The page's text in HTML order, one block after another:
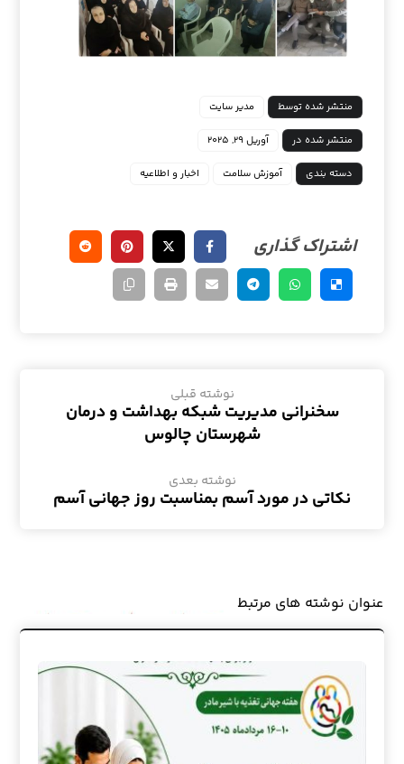
منتشر شده توسط مدیر سایت
منتشر شده در آوریل ۲۹, ۲۰۲۵
دسته بندی آموزش سلامت اخبار و اطلاعیه
نوشته قبلی
سخنرانی مدیریت شبکه بهداشت و درمان
شهرستان چالوس
نوشته بعدی
نکاتی در مورد آسم بمناسبت روز جهانی آسم
عنوان ‫نوشته های مرتبط